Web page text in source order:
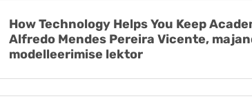
How Technology Helps You Keep
Alfredo Mendes Pereira Vicente,
modelleerimise lektor